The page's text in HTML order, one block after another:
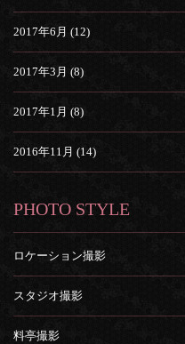
2017年6月 (12)
2017年3月 (8)
2017年1月 (8)
2016年11月 (14)
PHOTO STYLE
ロケーション撮影
スタジオ撮影
料亭撮影